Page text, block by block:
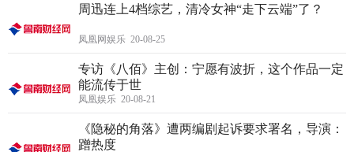
周迅连上4档综艺，清冷女神“走下云端”了？
凤凰网娱乐 20-08-25
专访《八佰》主创：宁愿有波折，这个作品一定
能流传于世
凤凰娱乐 20-08-21
《隐秘的角落》遭两编剧起诉要求署名，导演：
蹭热度